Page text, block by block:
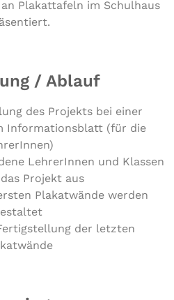
Plakattafeln im Schulhaus
/ Ablauf
des Projekts bei einer
Informationsblatt (für die
LehrerInnen und Klassen
Projekt aus
Plakatwände werden
der letzten